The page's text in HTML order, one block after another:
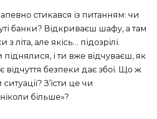
стикався із питанням: чи
банки? Відкриваєш шафу, а там
з літа, але якісь… підозрілі.
і ти вже відчуваєш, як
відчуття безпеки дає збої. Що ж
З’їсти це чи
більше»?